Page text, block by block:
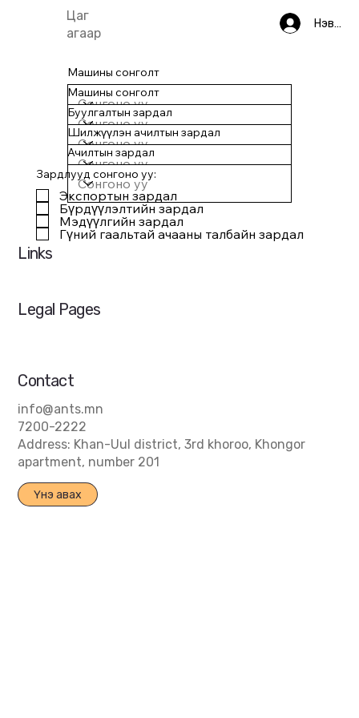
Цаг
агаар
Машины сонголт
Машины сонголт
Буулгалтын зардал
Шилжүүлэн ачилтын зардал
Ачилтын зардал
Зардлууд сонгоно уу:
Экспортын зардал
Бүрдүүлэлтийн зардал
Мэдүүлгийн зардал
Гүний гаальтай ачааны талбайн зардал
Links
Legal Pages
Contact
info@ants.mn
7200-2222
Address: Khan-Uul district, 3rd khoroo, Khongor
apartment, number 201
Үнэ авах